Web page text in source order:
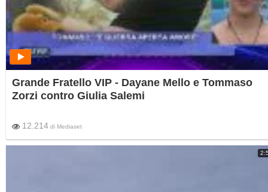
Grande Fratello VIP - Dayane Mello e Tommaso
Zorzi contro Giulia Salemi
12.214 di Mediaset